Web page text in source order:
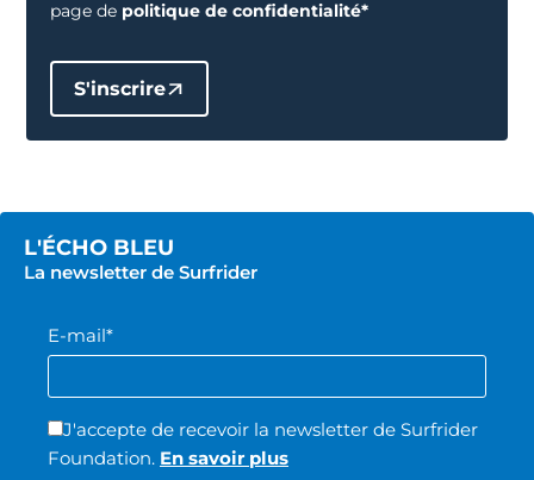
page de politique de confidentialité*
S'inscrire
L'ÉCHO BLEU
La newsletter de Surfrider
E-mail*
J'accepte de recevoir la newsletter de Surfrider
Foundation. En savoir plus